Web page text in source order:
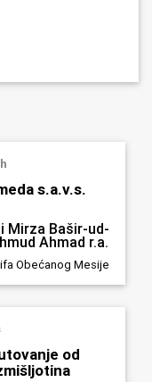
s.a.v.s.
Mirza Bašir-ud-
Ahmad r.a.
Obećanog Mesije
od